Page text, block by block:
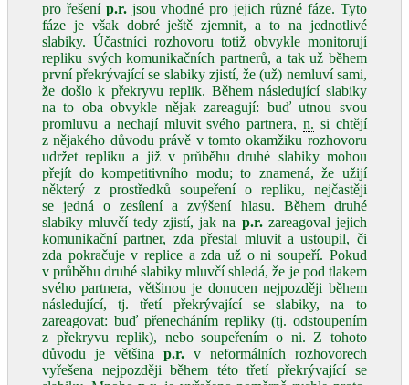
pro řešení p.r.jsou vhodné pro jejich různé fáze. Tyto
fáze je však dobré ještě zjemnit, a to na jednotlivé
slabiky. Účastníci rozhovoru totiž obvykle monitorují
repliku svých komunikačních partnerů, a tak už během
první překrývající se slabiky zjistí, že (už) nemluví sami,
že došlo k překryvu replik. Během následující slabiky
na to oba obvykle nějak zareagují: buď utnou svou
promluvu a nechají mluvit svého partnera,n. si chtějí
z nějakého důvodu právě v tomto okamžiku rozhovoru
udržet repliku a již v průběhu druhé slabiky mohou
přejít do kompetitivního modu; to znamená, že užijí
některý z prostředků soupeření o repliku, nejčastěji
se jedná o zesílení a zvýšení hlasu. Během druhé
slabiky mluvčí tedy zjistí, jak na p.r.zareagoval jejich
komunikační partner, zda přestal mluvit a ustoupil, či
zda pokračuje v replice a zda už o ni soupeří. Pokud
v průběhu druhé slabiky mluvčí shledá, že je pod tlakem
svého partnera, většinou je donucen nejpozději během
následující, tj. třetí překrývající se slabiky, na to
zareagovat: buď přenecháním repliky (tj. odstoupením
z překryvu replik), nebo soupeřením o ni. Z tohoto
důvodu je většina p.r.v neformálních rozhovorech
vyřešena nejpozději během této třetí překrývající se